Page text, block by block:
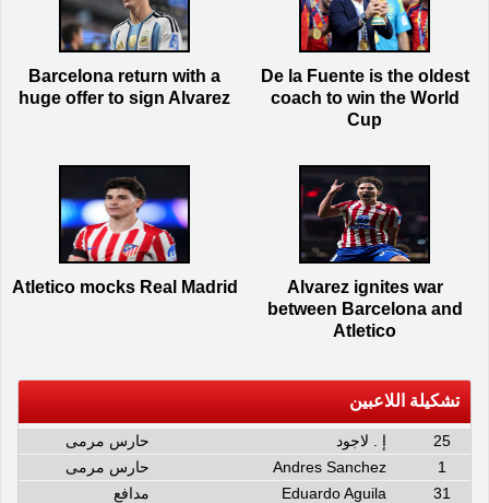
De la Fuente is the oldest
coach to win the World
Cup
Barcelona return with a
huge offer to sign Alvarez
Alvarez ignites war
between Barcelona and
Atletico
Atletico mocks Real Madrid
تشكيلة اللاعبين
25 إ . لاجود
حارس مرمى
1
Andres Sanchez
حارس مرمى
31
Eduardo Aguila
مدافع